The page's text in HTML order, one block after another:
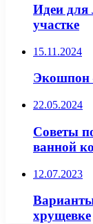
Идеи для
участке
15.11.2024
Экошпон
22.05.2024
Советы
ванной
12.07.2023
хрущевке